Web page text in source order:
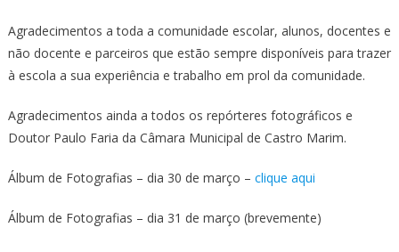
Agradecimentos a toda a comunidade escolar, alunos, docentes e
não docente e parceiros que estão sempre disponíveis para trazer
à escola a sua experiência e trabalho em prol da comunidade.
Agradecimentos ainda a todos os repórteres fotográficos e
Doutor Paulo Faria da Câmara Municipal de Castro Marim.
Álbum de Fotografias – dia 30 de março – clique aqui
Álbum de Fotografias – dia 31 de março (brevemente)